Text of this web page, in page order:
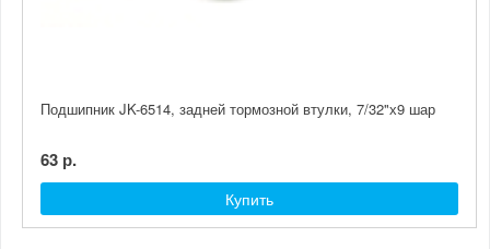
Подшипник JK-6514, задней тормозной втулки, 7/32"х9 шар
63 р.
Купить